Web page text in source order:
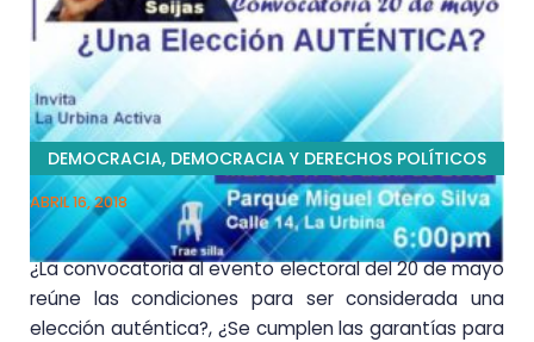
DEMOCRACIA, DEMOCRACIA Y DERECHOS POLÍTICOS
ABRIL 16, 2018
¿La convocatoria al evento electoral del 20 de mayo
reúne las condiciones para ser considerada una
elección auténtica?, ¿Se cumplen las garantías para